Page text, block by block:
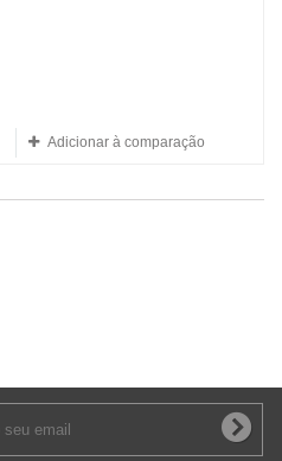
Adicionar à comparação